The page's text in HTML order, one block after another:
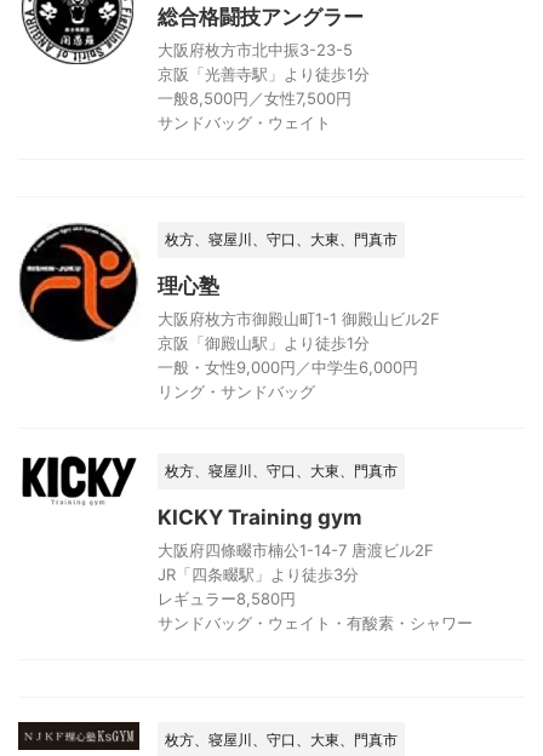
総合格闘技アングラー
大阪府枚方市北中振3-23-5
京阪「光善寺駅」より徒歩1分
一般8,500円／女性7,500円
サンドバッグ・ウェイト
枚方、寝屋川、守口、大東、門真市
理心塾
大阪府枚方市御殿山町1-1 御殿山ビル2F
京阪「御殿山駅」より徒歩1分
一般・女性9,000円／中学生6,000円
リング・サンドバッグ
枚方、寝屋川、守口、大東、門真市
KICKY Training gym
大阪府四條畷市楠公1-14-7 唐渡ビル2F
JR「四条畷駅」より徒歩3分
レギュラー8,580円
サンドバッグ・ウェイト・有酸素・シャワー
枚方、寝屋川、守口、大東、門真市